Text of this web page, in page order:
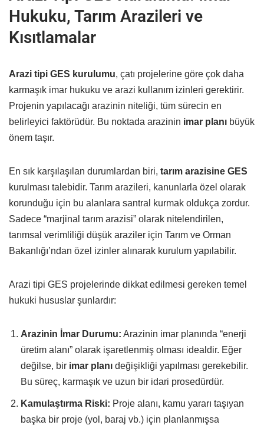
Hukuku, Tarım Arazileri ve
Kısıtlamalar
Arazi tipi GES kurulumu, çatı projelerine göre çok daha
karmaşık imar hukuku ve arazi kullanım izinleri gerektirir.
Projenin yapılacağı arazinin niteliği, tüm sürecin en
belirleyici faktörüdür. Bu noktada arazinin imar planı büyük
önem taşır.
En sık karşılaşılan durumlardan biri, tarım arazisine GES
kurulması talebidir. Tarım arazileri, kanunlarla özel olarak
korunduğu için bu alanlara santral kurmak oldukça zordur.
Sadece “marjinal tarım arazisi” olarak nitelendirilen,
tarımsal verimliliği düşük araziler için Tarım ve Orman
Bakanlığı’ndan özel izinler alınarak kurulum yapılabilir.
Arazi tipi GES projelerinde dikkat edilmesi gereken temel
hukuki hususlar şunlardır:
Arazinin İmar Durumu: Arazinin imar planında “enerji
üretim alanı” olarak işaretlenmiş olması idealdir. Eğer
değilse, bir imar planı değişikliği yapılması gerekebilir.
Bu süreç, karmaşık ve uzun bir idari prosedürdür.
Kamulaştırma Riski: Proje alanı, kamu yararı taşıyan
başka bir proje (yol, baraj vb.) için planlanmışsa